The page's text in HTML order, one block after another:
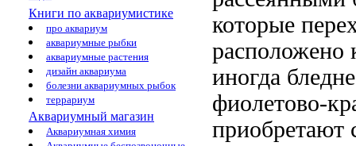
Книги по аквариумистике
про аквариум
аквариумные рыбки
аквариумные растения
дизайн аквариума
болезни аквариумных рыбок
террариум
Аквариумный магазин
Аквариумная химия
которые
расположено
иногда
фиолетово-
приобретают